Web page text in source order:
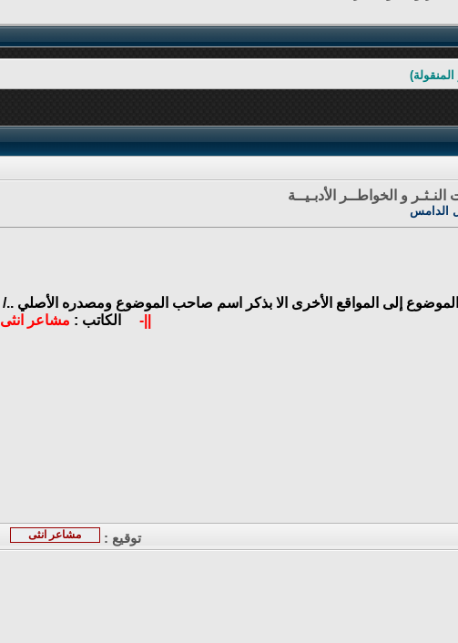
و الخواطــر الأدبـيــة
الدامس
إلى المواقع الأخرى الا بذكر اسم صاحب الموضوع ومصدره الأصلي ../
||-
الكاتب : مشاعر انثى
توقيع : مشاعر انثى